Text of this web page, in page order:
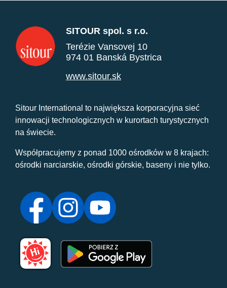
SITOUR spol. s r.o.
Terézie Vansovej 10
974 01 Banská Bystrica
www.sitour.sk
Sitour International to największa korporacyjna sieć
innowacji technologicznych w kurortach turystycznych
na świecie.
Współpracujemy z ponad 1000 ośrodków w 8 krajach:
ośrodki narciarskie, ośrodki górskie, baseny i nie tylko.